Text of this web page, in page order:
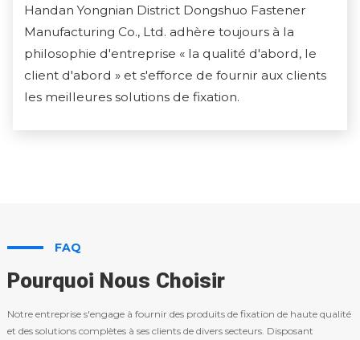
Handan Yongnian District Dongshuo Fastener
Manufacturing Co., Ltd. adhère toujours à la
philosophie d'entreprise « la qualité d'abord, le
client d'abord » et s'efforce de fournir aux clients
les meilleures solutions de fixation.
FAQ
Pourquoi Nous Choisir
Notre entreprise s'engage à fournir des produits de fixation de haute qualité
et des solutions complètes à ses clients de divers secteurs. Disposant